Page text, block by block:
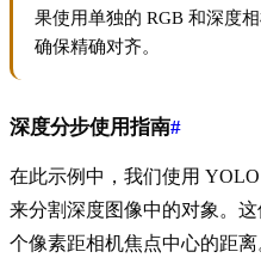
果使用单独的 RGB 和深度
确保精确对齐。
深度分步使用指南#
在此示例中，我们使用
来分割深度图像中的对象。
个像素距相机焦点中心的距